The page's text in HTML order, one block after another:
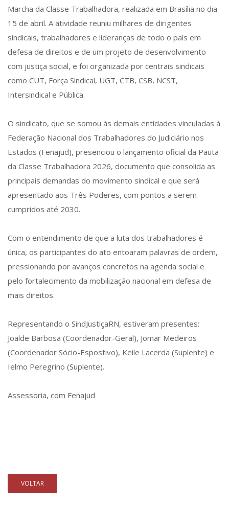
Marcha da Classe Trabalhadora, realizada em Brasília no dia
15 de abril. A atividade reuniu milhares de dirigentes
sindicais, trabalhadores e lideranças de todo o país em
defesa de direitos e de um projeto de desenvolvimento
com justiça social, e foi organizada por centrais sindicais
como CUT, Força Sindical, UGT, CTB, CSB, NCST,
Intersindical e Pública.
O sindicato, que se somou às demais entidades vinculadas à
Federação Nacional dos Trabalhadores do Judiciário nos
Estados (Fenajud), presenciou o lançamento oficial da Pauta
da Classe Trabalhadora 2026, documento que consolida as
principais demandas do movimento sindical e que será
apresentado aos Três Poderes, com pontos a serem
cumpridos até 2030.
Com o entendimento de que a luta dos trabalhadores é
única, os participantes do ato entoaram palavras de ordem,
pressionando por avanços concretos na agenda social e
pelo fortalecimento da mobilização nacional em defesa de
mais direitos.
Representando o SindJustiçaRN, estiveram presentes:
Joalde Barbosa (Coordenador-Geral), Jomar Medeiros
(Coordenador Sócio-Espostivo), Keile Lacerda (Suplente) e
Ielmo Peregrino (Suplente).
Assessoria, com Fenajud
VOLTAR